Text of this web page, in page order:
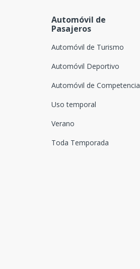
Automóvil de
Pasajeros
Automóvil de Turismo
Automóvil Deportivo
Automóvil de Competencia
Uso temporal
Verano
Toda Temporada